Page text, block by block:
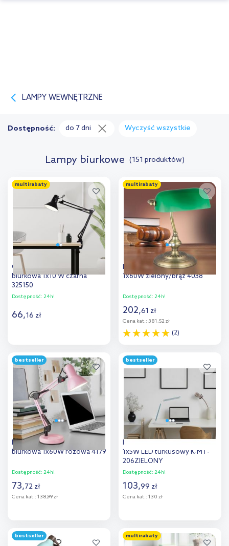
LAMPY WEWNĘTRZNE
Lampy biurkowe (151 produktów)
Dostępność: do 7 dni Wyczyść wszystkie
multirabaty
Goldlux Worker lampa
biurkowa 1x10 W czarna
325150
Dostępność: 24h!
66,16 zł
Dodaj do
porównania
multirabaty
Rabalux Bank lampa biurkowa
1x60W zielony/brąz 4038
Dostępność: 24h!
202,61 zł
Cena kat.: 381,52 zł
(2)
Dodaj do
porównania
bestseller
Rabalux Samson lampa
biurkowa 1x60W różowa 4179
Dostępność: 24h!
73,72 zł
Cena kat.: 138,99 zł
Dodaj do
bestseller
Kaja Niko lampa biurkowa
1x5W LED turkusowy K-MT-
206ZIELONY
Dostępność: 24h!
103,99 zł
Cena kat.: 130 zł
Dodaj do
bestseller multirabaty